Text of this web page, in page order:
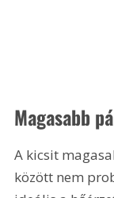
Magasabb
A kicsit
között nem